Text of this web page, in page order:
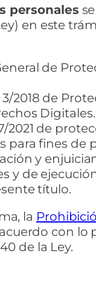
personales
en este
de
2018 de
Digitales.
2021 de
para fines de
y
y de
título.
la
con lo
de la Ley.